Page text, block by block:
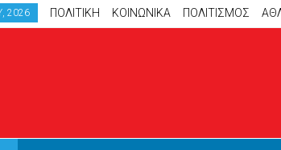
2026 ΠΟΛΙΤΙΚΗ ΚΟΙΝΩΝΙΚΑ ΠΟΛΙΤΙΣΜΟΣ